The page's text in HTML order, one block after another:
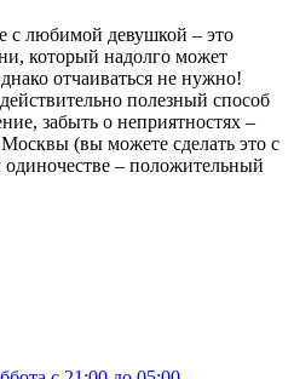
с любимой девушкой – это
который надолго может
отчаиваться не нужно!
полезный способ
забыть о неприятностях –
(вы можете сделать это с
– положительный